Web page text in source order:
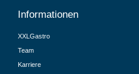
Informationen
XXLGastro
Team
Karriere